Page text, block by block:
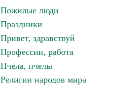
Пожилые люди
Праздники
Привет, здравствуй
Профессии, работа
Пчела, пчелы
Религии народов мира